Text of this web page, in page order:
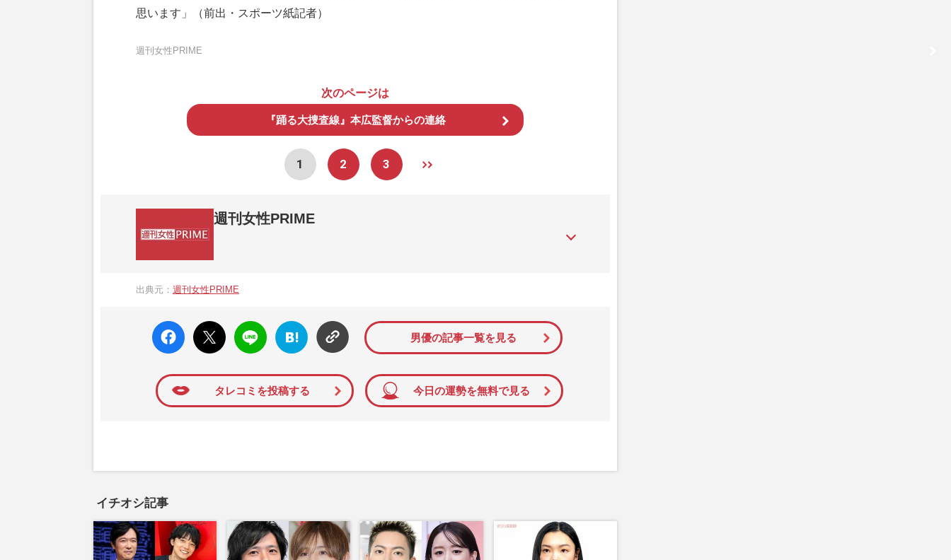
思います」（前出・スポーツ紙記者）
週刊女性PRIME
次のページは
『踊る大捜査線』本広監督からの連絡
1 2 3
週刊女性PRIME
か、女性週刊誌『週刊女性』の誌面に掲載された記事から、インターネット利用者層にとって特に関心の
出典元： 週刊女性PRIME
faceboo
k いい
ね
X ポス
ト
LINE
はてな
ブック
マーク
男優の記事一覧を見る
タレコミを投稿する 今日の運勢を無料で見る
イチオシ記事